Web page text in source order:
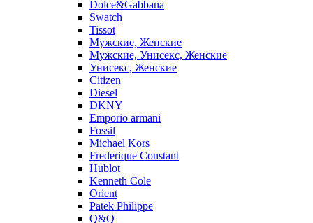
Dolce&Gabbana
Swatch
Tissot
Мужские, Женские
Мужские, Унисекс, Женские
Унисекс, Женские
Citizen
Diesel
DKNY
Emporio armani
Fossil
Michael Kors
Frederique Constant
Hublot
Kenneth Cole
Orient
Patek Philippe
Q&Q